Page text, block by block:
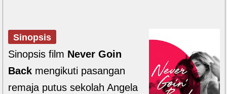
Sinopsis
Sinopsis film Never Goin
Back mengikuti pasangan
remaja putus sekolah Angela